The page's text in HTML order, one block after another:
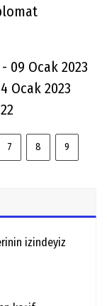
09 Ocak 2023
Ocak 2023
7 8 9
izindeyiz